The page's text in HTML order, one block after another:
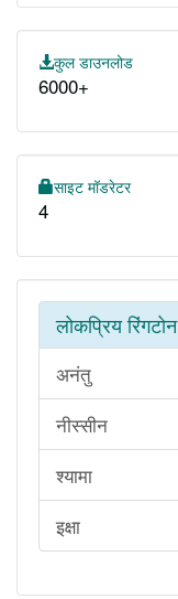
कुल डाउनलोड
6000+
साइट मॉडरेटर
4
लोकप्रिय रिंगटोन
अनंतु
नीस्सीन
श्यामा
इक्षा